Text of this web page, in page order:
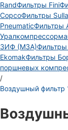
RandФильтры Fini
CopcoФильтры
PneumaticФильтры
ЗИФ (МЗА)Фильтры
EkomakФильтры
поршневых
/
Воздушный фильтр